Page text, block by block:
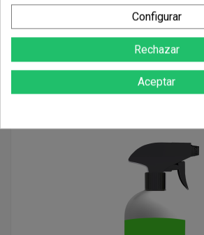
Insecticida 1000ml control de insectos:
bajas y traseras de los muebles repitiendo
Configurar
Rechazar
Aceptar